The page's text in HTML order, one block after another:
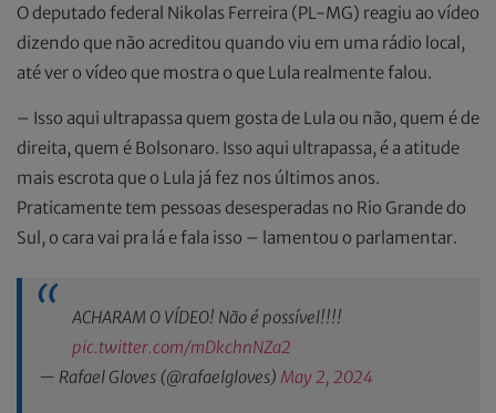
O deputado federal Nikolas Ferreira (PL-MG) reagiu ao vídeo
dizendo que não acreditou quando viu em uma rádio local,
até ver o vídeo que mostra o que Lula realmente falou.
– Isso aqui ultrapassa quem gosta de Lula ou não, quem é de
direita, quem é Bolsonaro. Isso aqui ultrapassa, é a atitude
mais escrota que o Lula já fez nos últimos anos.
Praticamente tem pessoas desesperadas no Rio Grande do
Sul, o cara vai pra lá e fala isso – lamentou o parlamentar.
ACHARAM O VÍDEO! Não é possível!!!!
pic.twitter.com/mDkchnNZa2
— Rafael Gloves (@rafaelgloves) May 2, 2024